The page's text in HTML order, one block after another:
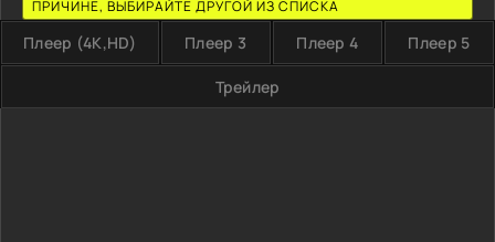
ПРИЧИНЕ, ВЫБИРАЙТЕ ДРУГОЙ ИЗ СПИСКА
Плеер (4K,HD) Плеер 3 Плеер 4 Плеер 5
Трейлер